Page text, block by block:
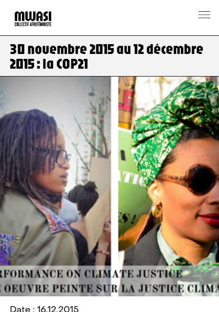
30 novembre 2015 au 12 décembre
2015 : la COP21
Date : 16.12.2015